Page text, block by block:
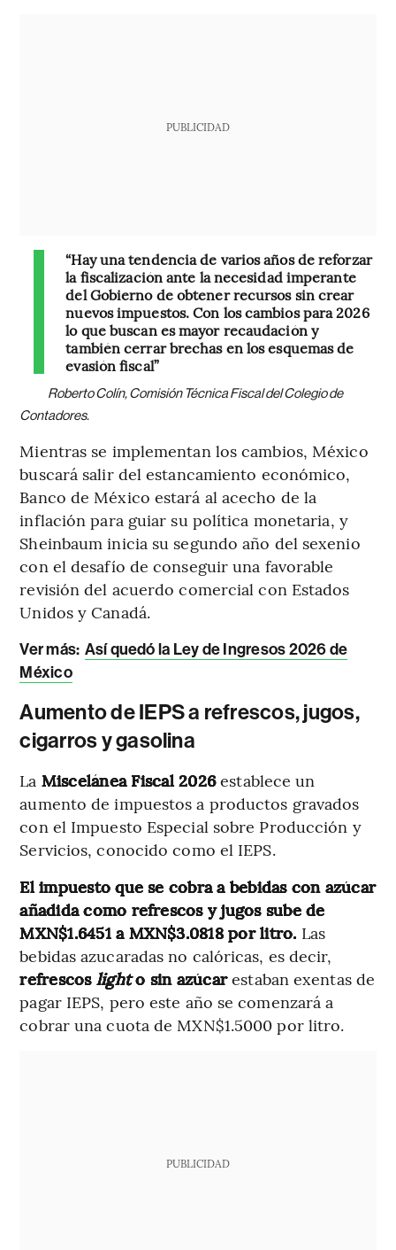
PUBLICIDAD
“Hay una tendencia de varios años de reforzar
la fiscalización ante la necesidad imperante
del Gobierno de obtener recursos sin crear
nuevos impuestos. Con los cambios para 2026
lo que buscan es mayor recaudación y
también cerrar brechas en los esquemas de
evasión fiscal”
Roberto Colín, Comisión Técnica Fiscal del Colegio de
Contadores.
Mientras se implementan los cambios, México
buscará salir del estancamiento económico,
Banco de México estará al acecho de la
inflación para guiar su política monetaria, y
Sheinbaum inicia su segundo año del sexenio
con el desafío de conseguir una favorable
revisión del acuerdo comercial con Estados
Unidos y Canadá.
Ver más: Así quedó la Ley de Ingresos 2026 de
México
Aumento de IEPS a refrescos, jugos,
cigarros y gasolina
La Miscelánea Fiscal 2026establece un
aumento de impuestos a productos gravados
con el Impuesto Especial sobre Producción y
Servicios, conocido como el IEPS.
El impuesto que se cobra a bebidas con azúcar
añadida como refrescos y jugos sube de
MXN$1.6451 a MXN$3.0818 por litro. Las
bebidas azucaradas no calóricas, es decir,
refrescos lighto sin azúcarestaban exentas de
pagar IEPS, pero este año se comenzará a
cobrar una cuota de MXN$1.5000 por litro.
PUBLICIDAD